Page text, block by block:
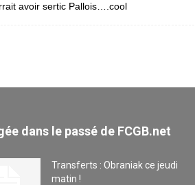
avoir sertic Pallois….cool
dans le passé de FCGB.net
Transferts : Obraniak ce jeudi
matin !